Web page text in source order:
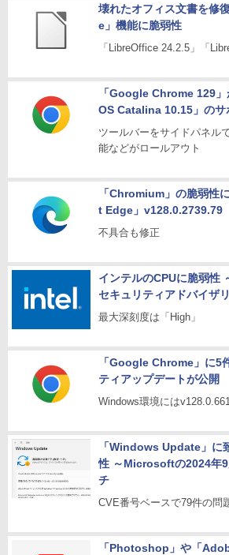
壊れたオフィス文書を修
e」機能に脆弱性
「LibreOffice 24.2.5」「
「Google Chrome 129
OS Catalina 10.15」のサ
ツールバーをサイドパネル
能などがロールアウト
「Chromium」の脆弱性
t Edge」v128.0.2739.79
不具合も修正
インテルのCPUに脆弱性
セキュリティアドバイザ
最大深刻度は「High」
「Google Chrome」に5
ティアップデートが公開
Windows環境には
「Windows Update」に
性 ～Microsoftの2024年9
チ
CVE番号ベースで79件の問
「Photoshop」や「